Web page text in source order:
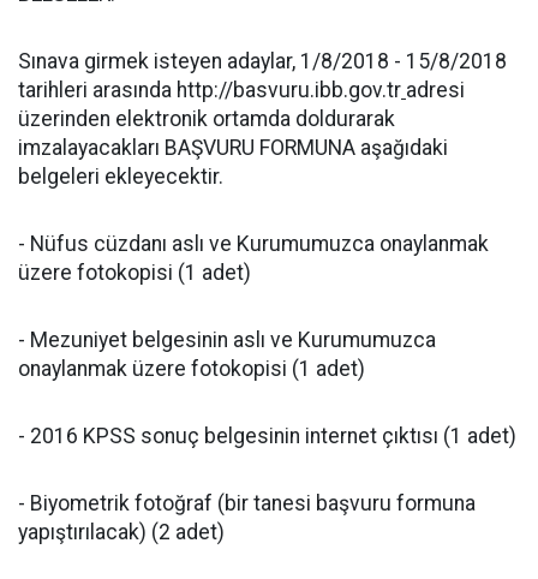
Sınava girmek isteyen adaylar, 1/8/2018 - 15/8/2018
tarihleri arasında http://basvuru.ibb.gov.tr adresi
üzerinden elektronik ortamda doldurarak
imzalayacakları BAŞVURU FORMUNA aşağıdaki
belgeleri ekleyecektir.
- Nüfus cüzdanı aslı ve Kurumumuzca onaylanmak
üzere fotokopisi (1 adet)
- Mezuniyet belgesinin aslı ve Kurumumuzca
onaylanmak üzere fotokopisi (1 adet)
- 2016 KPSS sonuç belgesinin internet çıktısı (1 adet)
- Biyometrik fotoğraf (bir tanesi başvuru formuna
yapıştırılacak) (2 adet)